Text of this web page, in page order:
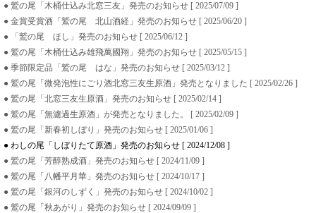
● 鷲の尾「木桶仕込み北窓三友」発売のお知らせ [ 2025/07/09 ]
● 金賞受賞酒「鷲の尾 北山酒経」発売のお知らせ [ 2025/06/20 ]
● 「鷲の尾 ほし」発売のお知らせ [ 2025/06/12 ]
● 鷲の尾「木桶仕込み雄飛萬國翔」発売のお知らせ [ 2025/05/15 ]
● 季節限定品「鷲の尾 はな」発売のお知らせ [ 2025/03/12 ]
● 鷲の尾「微発泡性にごり酒北窓三友生原酒」発売となりました [ 2025/02/26 ]
● 鷲の尾「北窓三友生原酒」発売のお知らせ [ 2025/02/14 ]
● 鷲の尾「無濾過生原酒」が発売となりました。 [ 2025/02/09 ]
● 鷲の尾「新春初しぼり」発売のお知らせ [ 2025/01/06 ]
● わしの尾「しぼりたて原酒」発売のお知らせ [ 2024/12/08 ]
● 鷲の尾「芳醇熟成酒」発売のお知らせ [ 2024/11/09 ]
● 鷲の尾「八幡平月華」発売のお知らせ [ 2024/10/17 ]
● 鷲の尾「銀河のしずく」発売のお知らせ [ 2024/10/02 ]
● 鷲の尾「秋あがり」発売のお知らせ [ 2024/09/09 ]